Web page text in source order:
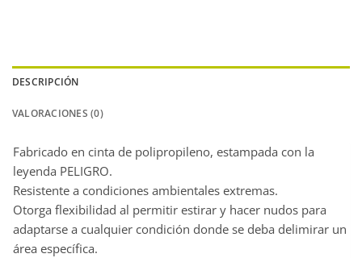
DESCRIPCIÓN
VALORACIONES (0)
Fabricado en cinta de polipropileno, estampada con la
leyenda PELIGRO.
Resistente a condiciones ambientales extremas.
Otorga flexibilidad al permitir estirar y hacer nudos para
adaptarse a cualquier condición donde se deba delimirar un
área específica.